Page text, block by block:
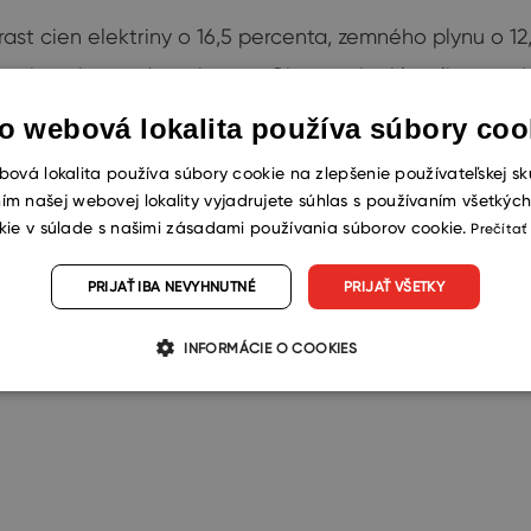
cien elektriny o 16,5 percenta, zemného plynu o
cien ako pred mesiacom. Okrem toho klesali ceny
13,0 percenta.
výrazný nárast cien dodávok vody o 16,3
ide o absolútne nevyhnutné položky, ich
ktorých cena zdražela o 63,4 percenta.
webová lokalita používa súbory
lokalita používa súbory cookie na zlepšenie používateľskej
našej webovej lokality vyjadrujete súhlas s používaním
v súlade s našimi zásadami používania súborov cookie. Prečítať
PRIJAŤ VŠETKY
PRIJAŤ IBA NEVYHNUTNÉ
INFORMÁCIE O COOKIES